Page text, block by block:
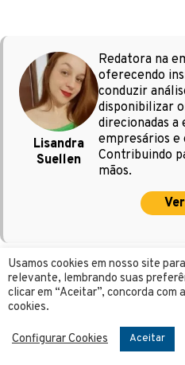
Lisandra
Suellen
Redatora na
oferecendo
conduzir
disponibilizar
direcionadas a
empresários e
Contribuindo
mãos.
Usamos cookies em nosso site
relevante, lembrando suas
clicar em “Aceitar”, concorda com
cookies.
Configurar Cookies Aceitar